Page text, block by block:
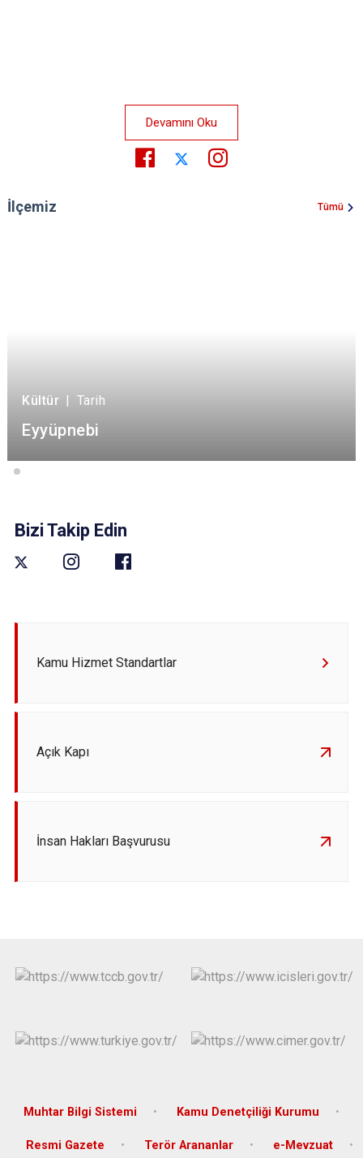
Devamını Oku
İlçemiz Tümü
Kültür | Tarih
Eyyüpnebi
Bizi Takip Edin
Kamu Hizmet Standartlar
Açık Kapı
İnsan Hakları Başvurusu
Muhtar Bilgi Sistemi Kamu Denetçiliği Kurumu
Resmi Gazete Terör Arananlar e-Mevzuat